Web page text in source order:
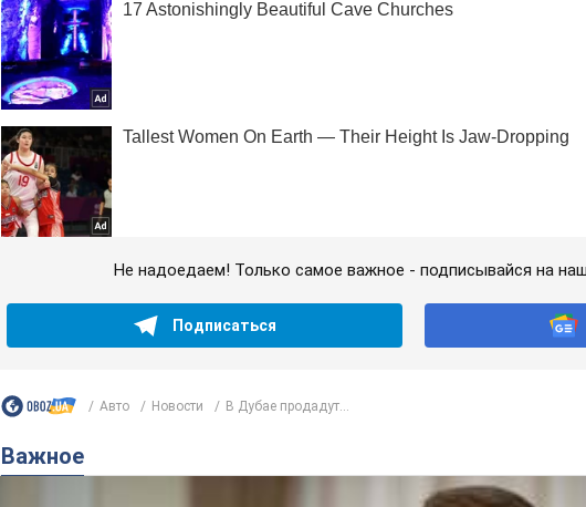
Не надоедаем! Только самое важное - подписывайся на
Подписаться
Авто Новости В Дубае продадут...
Важное